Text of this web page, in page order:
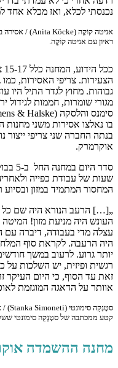
נכנסתי לכלא, ואז מכלא אחד
אניטה קוֹקֶה (Anita Köcke) / אסירה במחנה הריכוז לנוער אוקרמרק
ראיון עם אניטה קוֹקֶה.
הצעירות. צריפי האסירות,
גבוהות. מחוץ לגדר התיל היו
בנתה החברה שני צריפי ייצור
אוקרמרק.
שעות של עבודת כפייה
המחסור המתמיד במזון ובסיוע
„[…] הרעב הנורא היה שם כל
העונש היה מניעת מזון!
עצלה מדי בעבודה, דיברה עם
היה הרעבה. לקראת סוף
יותר גרוע. לרעוב במשך
רגשית ופיזית, יש השלכות על
זאת עד הסוף, כי היום העיקר
אוותר על הדאגה המוגזמת
סטָנְקַה סימונטי (Stanka Simoneti) / אסירה במחנה הריכוז לנוער אוקרמרק
קטע ממכתבה של סטָנְקַה סימונטי
מחנה ההשמדה